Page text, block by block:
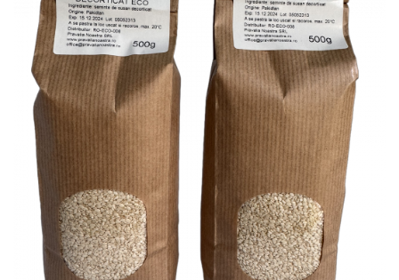
OREZ ȘI CEREALE
PASTE
CREME ȘI PASTE TARTINABILE
CONDIMENTE
CEAIURI GRECEȘTI
CIOCOLATĂ ȘI CACAO
HEALTHY SNACKS
SUPERALIMENTE
LACTATE
BACANIE
PRODUSE ECO / ORGANICE
PRODUSE ROMÂNEȘTI